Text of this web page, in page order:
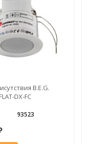
B.E.G.
DX-FC
93523